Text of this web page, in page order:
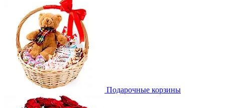
Подарочные корзины